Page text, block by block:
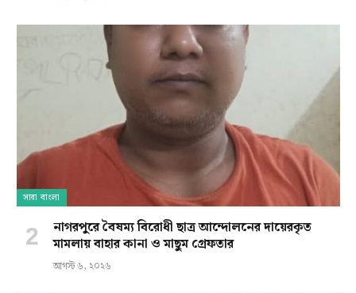
সারা বাংলা
নাগরপুরে বৈষম্য বিরোধী ছাত্র আন্দোলনের দায়েরকৃত
মামলায় বাহার কানা ও মাছুম গ্রেফতার
আগস্ট ৬, ২০২৬